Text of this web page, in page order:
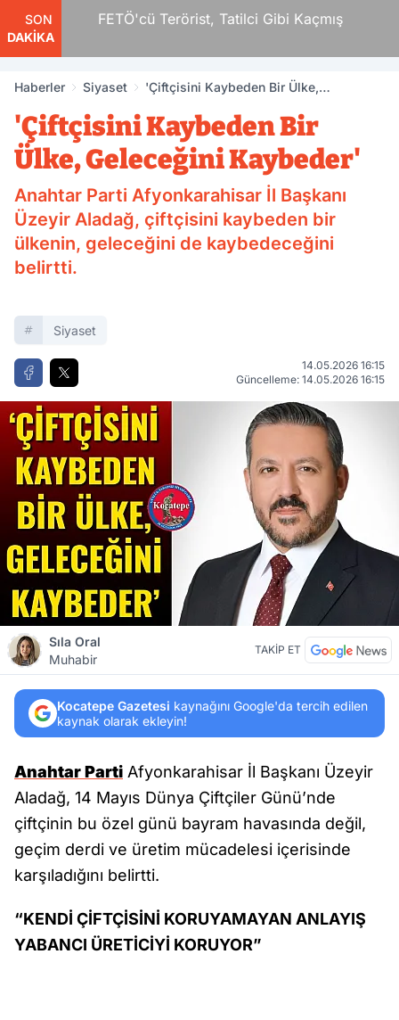
SON
DAKİKA
FETÖ'cü Terörist, Tatilci Gibi Kaçmış
Haberler Siyaset
'Çiftçisini Kaybeden Bir Ülke,
'Çiftçisini Kaybeden Bir
Ülke, Geleceğini Kaybeder'
Anahtar Parti Afyonkarahisar İl Başkanı
Üzeyir Aladağ, çiftçisini kaybeden bir
ülkenin, geleceğini de kaybedeceğini
belirtti.
Siyaset
14.05.2026 16:15
Güncelleme: 14.05.2026 16:15
Sıla Oral
Muhabir
TAKİP ET
Kocatepe Gazetesi kaynağını Google'da tercih edilen
kaynak olarak ekleyin!
Anahtar Parti Afyonkarahisar İl Başkanı Üzeyir
Aladağ, 14 Mayıs Dünya Çiftçiler Günü’nde
çiftçinin bu özel günü bayram havasında değil,
geçim derdi ve üretim mücadelesi içerisinde
karşıladığını belirtti.
“KENDİ ÇİFTÇİSİNİ KORUYAMAYAN ANLAYIŞ
YABANCI ÜRETİCİYİ KORUYOR”